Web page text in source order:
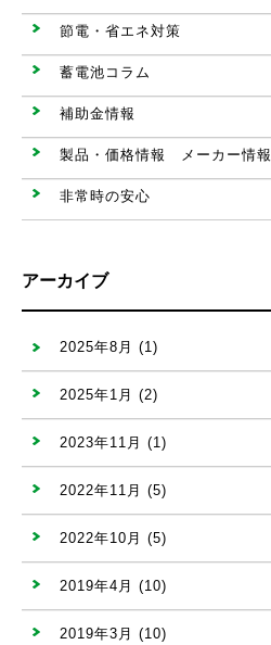
節電・省エネ対策
蓄電池コラム
補助金情報
製品・価格情報 メーカー情報
非常時の安心
アーカイブ
2025年8月 (1)
2025年1月 (2)
2023年11月 (1)
2022年11月 (5)
2022年10月 (5)
2019年4月 (10)
2019年3月 (10)